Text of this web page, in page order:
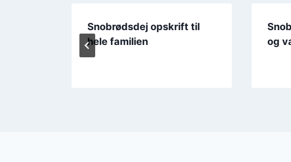
Snobrødsdej opskrift til
hele familien
og